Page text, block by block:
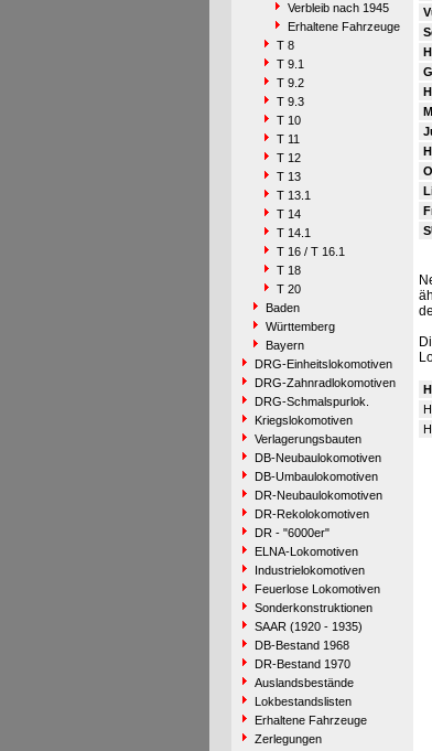
Verbleib nach 1945
Erhaltene Fahrzeuge
T 8
T 9.1
T 9.2
T 9.3
T 10
T 11
T 12
T 13
T 13.1
T 14
T 14.1
T 16 / T 16.1
T 18
T 20
Baden
Württemberg
Bayern
DRG-Einheitslokomotiven
DRG-Zahnradlokomotiven
DRG-Schmalspurlok.
Kriegslokomotiven
Verlagerungsbauten
DB-Neubaulokomotiven
DB-Umbaulokomotiven
DR-Neubaulokomotiven
DR-Rekolokomotiven
DR - "6000er"
ELNA-Lokomotiven
Industrielokomotiven
Feuerlose Lokomotiven
Sonderkonstruktionen
SAAR (1920 - 1935)
DB-Bestand 1968
DR-Bestand 1970
Auslandsbestände
Lokbestandslisten
Erhaltene Fahrzeuge
Zerlegungen